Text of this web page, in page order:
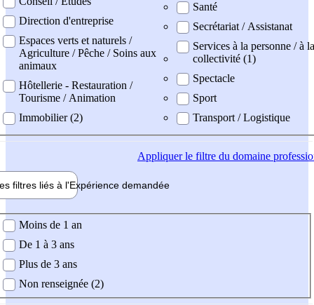
Direction d'entreprise
Espaces verts et naturels /
Agriculture / Pêche / Soins aux
animaux
Hôtellerie - Restauration /
Tourisme / Animation
Immobilier (2)
Santé
Secrétariat / Assistanat
Services à la personne / à la
collectivité (1)
Spectacle
Sport
Transport / Logistique
Appliquerle filtre du domaine
filtres liés à l'Expérience demandée
demandée
Moins de 1 an
De 1 à 3 ans
Plus de 3 ans
Non renseignée (2)